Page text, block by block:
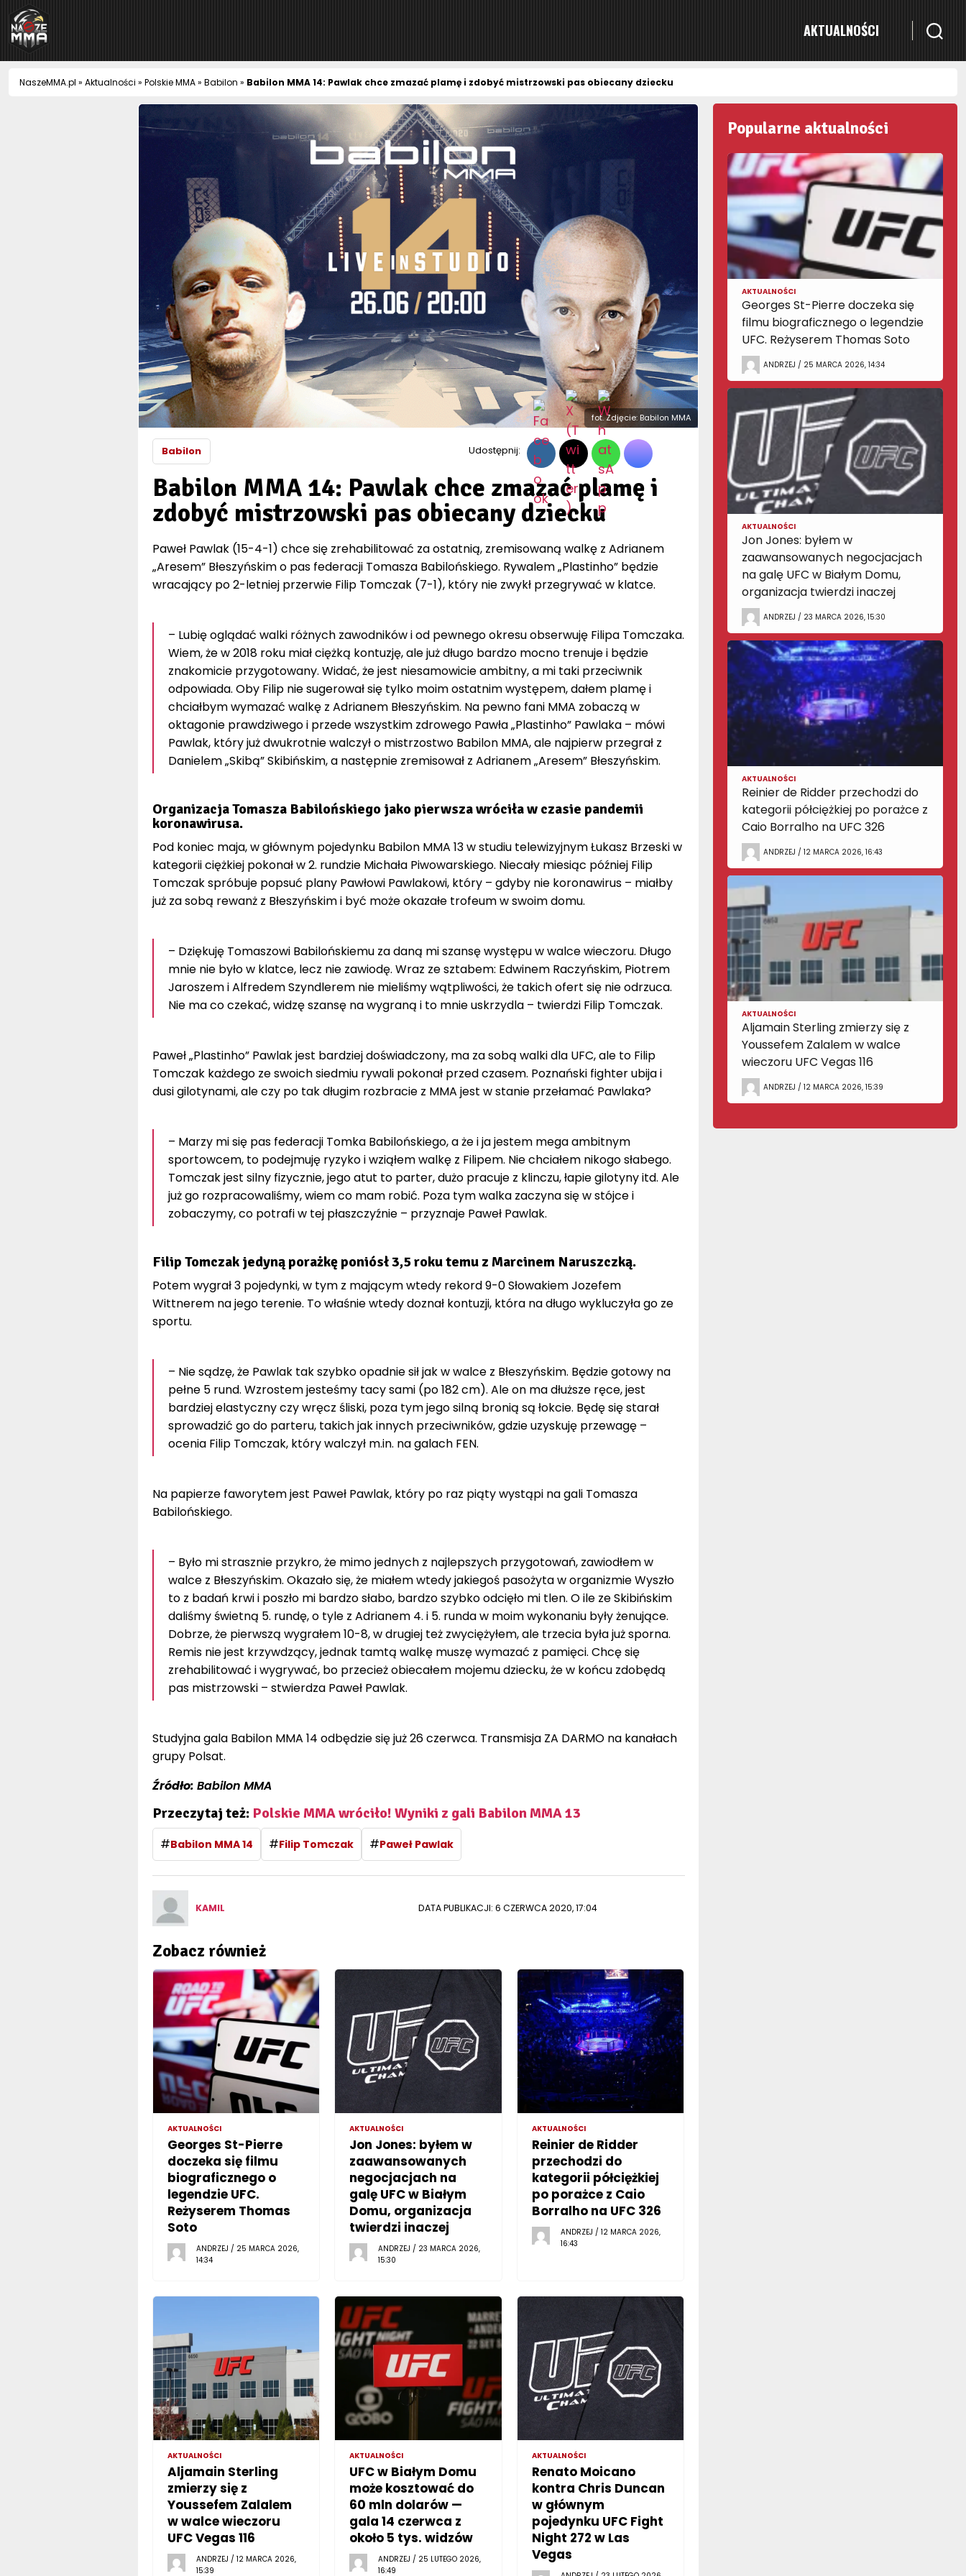
NaszeMMA
AKTUALNOŚCI
NaszeMMA.pl » Aktualności » Polskie MMA» Babilon » Babilon MMA 14: Pawlak chce zmazać plamę i zdobyć mistrzowski pas obiecany dziecku
fot. Zdjęcie: Babilon MMA
Babilon Udostępnij:
Babilon MMA 14: Pawlak chce zmazać plamę i
zdobyć mistrzowski pas obiecany dziecku
Paweł Pawlak (15-4-1) chce się zrehabilitować za ostatnią, zremisowaną walkę z Adrianem
„Aresem” Błeszyńskim o pas federacji Tomasza Babilońskiego. Rywalem „Plastinho” będzie
wracający po 2-letniej przerwie Filip Tomczak (7-1), który nie zwykł przegrywać w klatce.
– Lubię oglądać walki różnych zawodników i od pewnego okresu obserwuję Filipa Tomczaka.
Wiem, że w 2018 roku miał ciężką kontuzję, ale już długo bardzo mocno trenuje i będzie
znakomicie przygotowany. Widać, że jest niesamowicie ambitny, a mi taki przeciwnik
odpowiada. Oby Filip nie sugerował się tylko moim ostatnim występem, dałem plamę i
chciałbym wymazać walkę z Adrianem Błeszyńskim. Na pewno fani MMA zobaczą w
oktagonie prawdziwego i przede wszystkim zdrowego Pawła „Plastinho” Pawlaka – mówi
Pawlak, który już dwukrotnie walczył o mistrzostwo Babilon MMA, ale najpierw przegrał z
Danielem „Skibą” Skibińskim, a następnie zremisował z Adrianem „Aresem” Błeszyńskim.
Organizacja Tomasza Babilońskiego jako pierwsza wróciła w czasie pandemii
koronawirusa.
Pod koniec maja, w głównym pojedynku Babilon MMA 13 w studiu telewizyjnym Łukasz Brzeski w
kategorii ciężkiej pokonał w 2. rundzie Michała Piwowarskiego. Niecały miesiąc później Filip
Tomczak spróbuje popsuć plany Pawłowi Pawlakowi, który – gdyby nie koronawirus – miałby
już za sobą rewanż z Błeszyńskim i być może okazałe trofeum w swoim domu.
– Dziękuję Tomaszowi Babilońskiemu za daną mi szansę występu w walce wieczoru. Długo
mnie nie było w klatce, lecz nie zawiodę. Wraz ze sztabem: Edwinem Raczyńskim, Piotrem
Jaroszem i Alfredem Szyndlerem nie mieliśmy wątpliwości, że takich ofert się nie odrzuca.
Nie ma co czekać, widzę szansę na wygraną i to mnie uskrzydla – twierdzi Filip Tomczak.
Paweł „Plastinho” Pawlak jest bardziej doświadczony, ma za sobą walki dla UFC, ale to Filip
Tomczak każdego ze swoich siedmiu rywali pokonał przed czasem. Poznański fighter ubija i
dusi gilotynami, ale czy po tak długim rozbracie z MMA jest w stanie przełamać Pawlaka?
– Marzy mi się pas federacji Tomka Babilońskiego, a że i ja jestem mega ambitnym
sportowcem, to podejmuję ryzyko i wziąłem walkę z Filipem. Nie chciałem nikogo słabego.
Tomczak jest silny fizycznie, jego atut to parter, dużo pracuje z klinczu, łapie gilotyny itd. Ale
już go rozpracowaliśmy, wiem co mam robić. Poza tym walka zaczyna się w stójce i
zobaczymy, co potrafi w tej płaszczyźnie – przyznaje Paweł Pawlak.
Filip Tomczak jedyną porażkę poniósł 3,5 roku temu z Marcinem Naruszczką.
Potem wygrał 3 pojedynki, w tym z mającym wtedy rekord 9-0 Słowakiem Jozefem
Wittnerem na jego terenie. To właśnie wtedy doznał kontuzji, która na długo wykluczyła go ze
sportu.
– Nie sądzę, że Pawlak tak szybko opadnie sił jak w walce z Błeszyńskim. Będzie gotowy na
pełne 5 rund. Wzrostem jesteśmy tacy sami (po 182 cm). Ale on ma dłuższe ręce, jest
bardziej elastyczny czy wręcz śliski, poza tym jego silną bronią są łokcie. Będę się starał
sprowadzić go do parteru, takich jak innych przeciwników, gdzie uzyskuję przewagę –
ocenia Filip Tomczak, który walczył m.in. na galach FEN.
Na papierze faworytem jest Paweł Pawlak, który po raz piąty wystąpi na gali Tomasza
Babilońskiego.
– Było mi strasznie przykro, że mimo jednych z najlepszych przygotowań, zawiodłem w
walce z Błeszyńskim. Okazało się, że miałem wtedy jakiegoś pasożyta w organizmie Wyszło
to z badań krwi i poszło mi bardzo słabo, bardzo szybko odcięło mi tlen. O ile ze Skibińskim
daliśmy świetną 5. rundę, o tyle z Adrianem 4. i 5. runda w moim wykonaniu były żenujące.
Dobrze, że pierwszą wygrałem 10-8, w drugiej też zwyciężyłem, ale trzecia była już sporna.
Remis nie jest krzywdzący, jednak tamtą walkę muszę wymazać z pamięci. Chcę się
zrehabilitować i wygrywać, bo przecież obiecałem mojemu dziecku, że w końcu zdobędą
pas mistrzowski – stwierdza Paweł Pawlak.
Studyjna gala Babilon MMA 14 odbędzie się już 26 czerwca. Transmisja ZA DARMO na kanałach
grupy Polsat.
Źródło: Babilon MMA
Przeczytaj też: Polskie MMA wróciło! Wyniki z gali Babilon MMA 13
#Babilon MMA 14 #Filip Tomczak #Paweł Pawlak
KAMIL DATA PUBLIKACJI: 6 CZERWCA 2020, 17:04
Zobacz również
AKTUALNOŚCI
Georges St-Pierre
doczeka się filmu
biograficznego o
legendzie UFC.
Reżyserem Thomas
Soto
ANDRZEJ / 25 MARCA 2026,
14:34
AKTUALNOŚCI
Jon Jones: byłem w
zaawansowanych
negocjacjach na
galę UFC w Białym
Domu, organizacja
twierdzi inaczej
ANDRZEJ / 23 MARCA 2026,
15:30
AKTUALNOŚCI
Reinier de Ridder
przechodzi do
kategorii półciężkiej
po porażce z Caio
Borralho na UFC 326
ANDRZEJ / 12 MARCA 2026,
16:43
AKTUALNOŚCI
Aljamain Sterling
zmierzy się z
Youssefem Zalalem
w walce wieczoru
UFC Vegas 116
ANDRZEJ / 12 MARCA 2026,
15:39
AKTUALNOŚCI
UFC w Białym Domu
może kosztować do
60 mln dolarów —
gala 14 czerwca z
około 5 tys. widzów
ANDRZEJ / 25 LUTEGO 2026,
16:49
AKTUALNOŚCI
Renato Moicano
kontra Chris Duncan
w głównym
pojedynku UFC Fight
Night 272 w Las
Vegas
Popularne aktualności
AKTUALNOŚCI
Georges St-Pierre doczeka się
filmu biograficznego o legendzie
UFC. Reżyserem Thomas Soto
ANDRZEJ / 25 MARCA 2026, 14:34
AKTUALNOŚCI
Jon Jones: byłem w
zaawansowanych negocjacjach
na galę UFC w Białym Domu,
organizacja twierdzi inaczej
ANDRZEJ / 23 MARCA 2026, 15:30
AKTUALNOŚCI
Reinier de Ridder przechodzi do
kategorii półciężkiej po porażce z
Caio Borralho na UFC 326
ANDRZEJ / 12 MARCA 2026, 16:43
AKTUALNOŚCI
Aljamain Sterling zmierzy się z
Youssefem Zalalem w walce
wieczoru UFC Vegas 116
ANDRZEJ / 12 MARCA 2026, 15:39